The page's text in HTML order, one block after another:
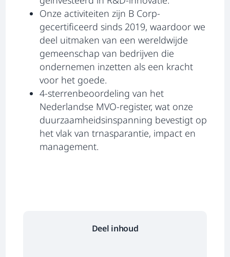
Onze activiteiten zijn B Corp-
gecertificeerd sinds 2019, waardoor we
deel uitmaken van een wereldwijde
gemeenschap van bedrijven die
ondernemen inzetten als een kracht
voor het goede.
4-sterrenbeoordeling van het
Nederlandse MVO-register, wat onze
duurzaamheidsinspanning bevestigt op
het vlak van trnasparantie, impact en
management.
Deel inhoud